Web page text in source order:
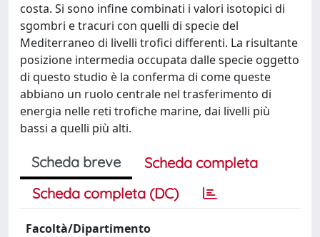
costa. Si sono infine combinati i valori isotopici di
sgombri e tracuri con quelli di specie del
Mediterraneo di livelli trofici differenti. La risultante
posizione intermedia occupata dalle specie oggetto
di questo studio è la conferma di come queste
abbiano un ruolo centrale nel trasferimento di
energia nelle reti trofiche marine, dai livelli più
bassi a quelli più alti.
Scheda breve
Scheda completa
Scheda completa (DC)
Facoltà/Dipartimento